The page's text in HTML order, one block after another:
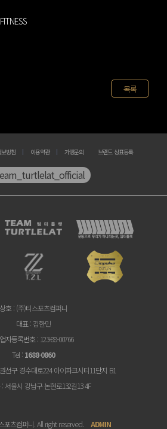
목록
방침 이용약관 가맹문의 브랜드 상표등록
상호 : (주)티스포츠컴퍼니
대표 : 김한민
자등록번호 : 123-88-00766
Tel : 1688-0860
선구 경수대로224 아이파크시티11단지 B1
: 서울시 강남구 논현로132길13 4F
포츠컴퍼니. All right reserved. ADMIN